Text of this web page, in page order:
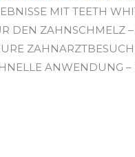
MIT TEETH
DEN